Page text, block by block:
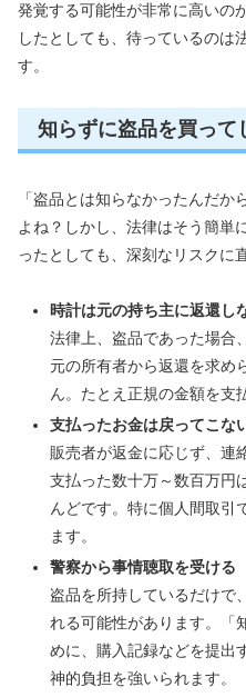
発覚する可能性が非常に高いの
したとしても、待っているのは
す。
知らずに盗品を買って
「盗品とは知らなかったんだ
よね？しかし、法律はそう簡単
ったとしても、深刻なリスクに
時計は元の持ち主に返還し
法律上、盗品であった場合
元の所有者から返還を求め
ん。たとえ正規の金額を支
支払ったお金は戻ってこな
販売者が返金に応じず、連
支払った数十万～数百万円
んどです。特に個人間取引
ます。
警察から事情聴取を受ける
盗品を所持しているだけで
れる可能性があります。「
めに、購入記録などを提出
神的負担を強いられます。